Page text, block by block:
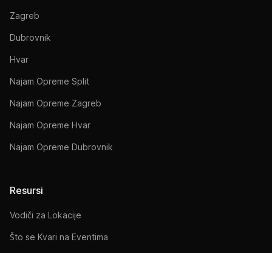
Zagreb
Dubrovnik
Hvar
Najam Opreme Split
Najam Opreme Zagreb
Najam Opreme Hvar
Najam Opreme Dubrovnik
Resursi
Vodiči za Lokacije
Što se Kvari na Eventima